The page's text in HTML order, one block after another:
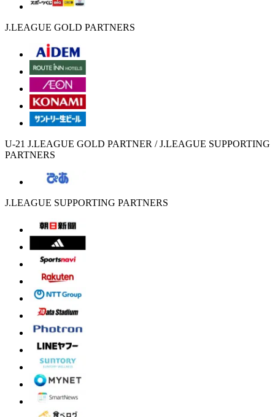
J.LEAGUE GOLD PARTNERS
U-21 J.LEAGUE GOLD PARTNER / J.LEAGUE SUPPORTING
PARTNERS
J.LEAGUE SUPPORTING PARTNERS